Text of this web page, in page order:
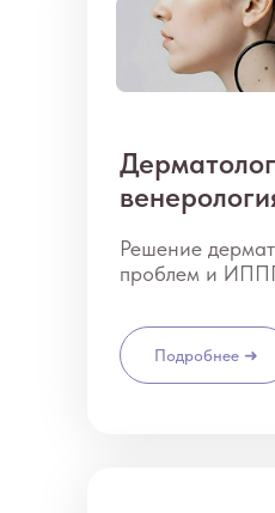
Решение
проблем и
Подробнее ➜